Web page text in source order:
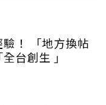
！ 「地方換帖
台創生 」